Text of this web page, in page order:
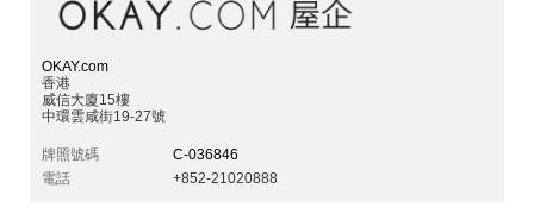
OKAY.com
香港
威信大廈15樓
中環雲咸街19-27號
牌照號碼
C-036846
電話
+852-21020888